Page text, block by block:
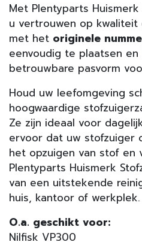
Met Plentyparts
u vertrouwen op kwaliteit
met het originele
eenvoudig te plaatsen
betrouwbare pasvorm
Houd uw leefomgeving
hoogwaardige
Ze zijn ideaal voor
ervoor dat uw stofzuiger
het opzuigen van stof en
Plentyparts Huismerk
van een uitstekende
huis, kantoor of werkplek.
O.a. geschikt voor:
Nilfisk VP300